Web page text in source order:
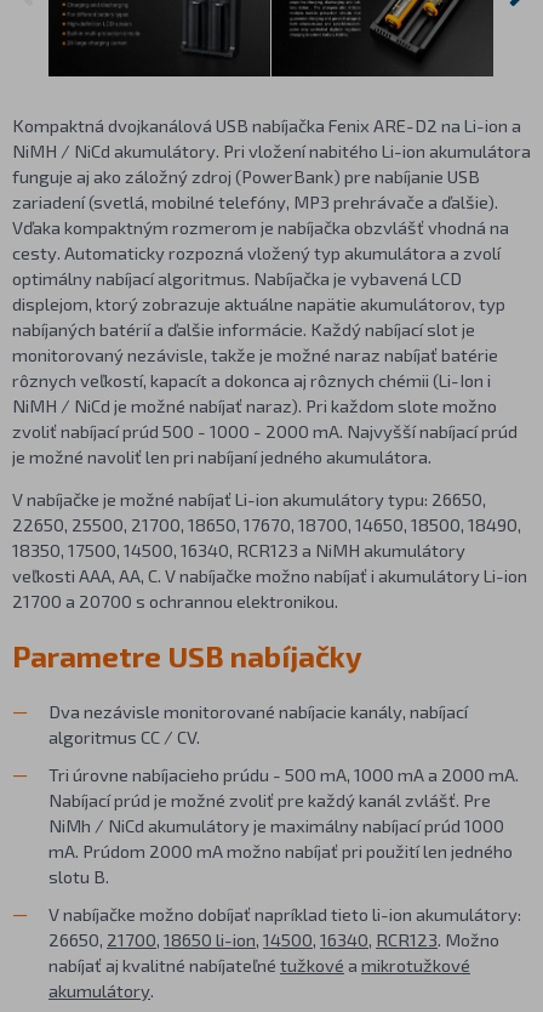
Kompaktná dvojkanálová USB nabíjačka Fenix ARE-D2 na Li-ion a
NiMH / NiCd akumulátory. Pri vložení nabitého Li-ion akumulátora
funguje aj ako záložný zdroj (PowerBank) pre nabíjanie USB
zariadení (svetlá, mobilné telefóny, MP3 prehrávače a ďalšie).
Vďaka kompaktným rozmerom je nabíjačka obzvlášť vhodná na
cesty. Automaticky rozpozná vložený typ akumulátora a zvolí
optimálny nabíjací algoritmus. Nabíjačka je vybavená LCD
displejom, ktorý zobrazuje aktuálne napätie akumulátorov, typ
nabíjaných batérií a ďalšie informácie. Každý nabíjací slot je
monitorovaný nezávisle, takže je možné naraz nabíjať batérie
rôznych veľkostí, kapacít a dokonca aj rôznych chémii (Li-Ion i
NiMH / NiCd je možné nabíjať naraz). Pri každom slote možno
zvoliť nabíjací prúd 500 - 1000 - 2000 mA. Najvyšší nabíjací prúd
je možné navoliť len pri nabíjaní jedného akumulátora.
V nabíjačke je možné nabíjať Li-ion akumulátory typu: 26650,
22650, 25500, 21700, 18650, 17670, 18700, 14650, 18500, 18490,
18350, 17500, 14500, 16340, RCR123 a NiMH akumulátory
veľkosti AAA, AA, C. V nabíjačke možno nabíjať i akumulátory Li-ion
21700 a 20700 s ochrannou elektronikou.
Parametre USB nabíjačky
Dva nezávisle monitorované nabíjacie kanály, nabíjací
algoritmus CC / CV.
Tri úrovne nabíjacieho prúdu - 500 mA, 1000 mA a 2000 mA.
Nabíjací prúd je možné zvoliť pre každý kanál zvlášť. Pre
NiMh / NiCd akumulátory je maximálny nabíjací prúd 1000
mA. Prúdom 2000 mA možno nabíjať pri použití len jedného
slotu B.
V nabíjačke možno dobíjať napríklad tieto li-ion akumulátory:
26650, 21700, 18650 li-ion, 14500, 16340, RCR123. Možno
nabíjať aj kvalitné nabíjateľné tužkové a mikrotužkové
akumulátory.